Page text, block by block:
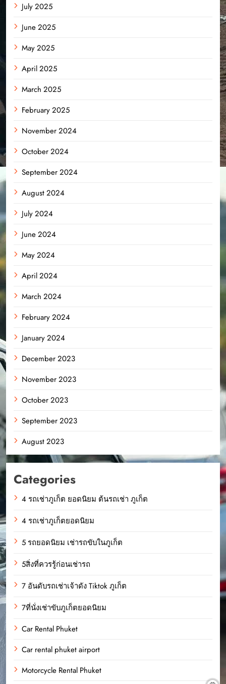
July 2025
June 2025
May 2025
April 2025
March 2025
February 2025
November 2024
October 2024
September 2024
August 2024
July 2024
June 2024
May 2024
April 2024
March 2024
February 2024
January 2024
December 2023
November 2023
October 2023
September 2023
August 2023
Categories
4 รถเช่าภูเก็ต ยอดนิยม ต้นรถเช่า ภูเก็ต
4 รถเช่าภูเก็ตยอดนิยม
5 รถยอดนิยม เช่ารถขับในภูเก็ต
5สิ่งที่ควรรู้ก่อนเช่ารถ
7 อันดับรถเช่าเจ้าดัง Tiktok ภูเก็ต
7ที่นั่งเช่าขับภูเก็ตยอดนิยม
Car Rental Phuket
Car rental phuket airport
Motorcycle Rental Phuket